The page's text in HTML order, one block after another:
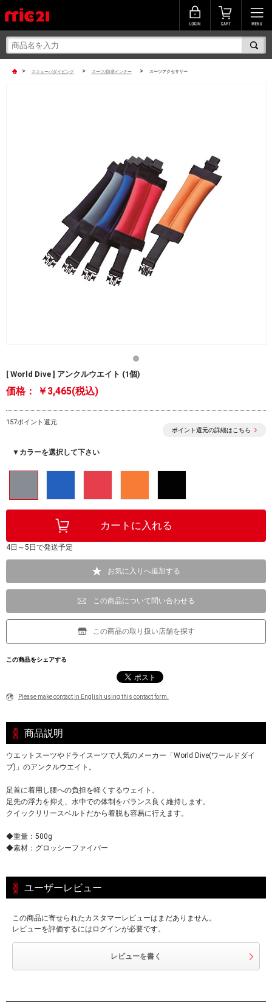
> スキューバダイビング > スーツ/防寒インナー > スーツアクセサリー
[ World Dive ] アンクルウエイト (1個)
価格： ￥3,465(税込)
157ポイント還元
ポイント還元の詳細はこちら
▼カラーを選択して下さい
4日～5日で発送予定
お気に入りへ追加する
この商品について問い合わせる
この商品の取り扱い店舗を探す
この商品をシェアする
Please make contact in English using this contact form.
商品説明
ウエットスーツやドライスーツで人気のメーカー「World Dive(ワールドダイ
ブ)」のアンクルウエイト。
足首に着用し腰への負担を軽くするウェイト。
足先の浮力を抑え、水中での体制をバランス良く維持します。
クイックリリースベルトだから着脱も容易に行えます。
◆重量：500g
◆素材：グロッシーファイバー
ユーザーレビュー
この商品に寄せられたカスタマーレビューはまだありません。
レビューを評価するにはログインが必要です。
レビューを書く